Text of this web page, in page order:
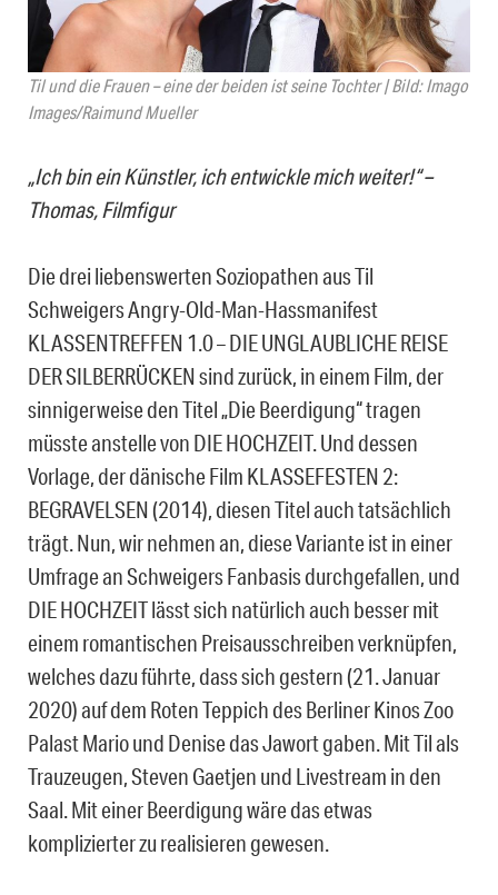
Til und die Frauen – eine der beiden ist seine Tochter | Bild: Imago
Images/Raimund Mueller
„Ich bin ein Künstler, ich entwickle mich weiter!“ –
Thomas, Filmfigur
Die drei liebenswerten Soziopathen aus Til
Schweigers Angry-Old-Man-Hassmanifest
KLASSENTREFFEN 1.0 – DIE UNGLAUBLICHE REISE
DER SILBERRÜCKEN sind zurück, in einem Film, der
sinnigerweise den Titel „Die Beerdigung“ tragen
müsste anstelle von DIE HOCHZEIT. Und dessen
Vorlage, der dänische Film KLASSEFESTEN 2:
BEGRAVELSEN (2014), diesen Titel auch tatsächlich
trägt. Nun, wir nehmen an, diese Variante ist in einer
Umfrage an Schweigers Fanbasis durchgefallen, und
DIE HOCHZEIT lässt sich natürlich auch besser mit
einem romantischen Preisausschreiben verknüpfen,
welches dazu führte, dass sich gestern (21. Januar
2020) auf dem Roten Teppich des Berliner Kinos Zoo
Palast Mario und Denise das Jawort gaben. Mit Til als
Trauzeugen, Steven Gaetjen und Livestream in den
Saal. Mit einer Beerdigung wäre das etwas
komplizierter zu realisieren gewesen.